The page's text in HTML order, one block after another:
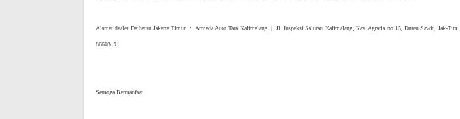
Alamat dealer Daihatsu Jakarta Timur : Armada Auto Tara Kalimalang | Jl. Inspeksi Saluran Kalimalang, Kav. Agraria no.15, Duren Sawit, Jak-Tim
86603191
Semoga Bermanfaat